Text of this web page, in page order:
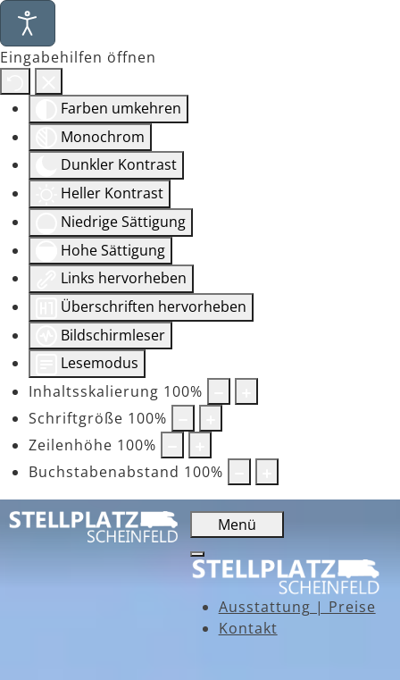
Eingabehilfen öffnen
Farben umkehren
Monochrom
Dunkler Kontrast
Heller Kontrast
Niedrige Sättigung
Hohe Sättigung
Links hervorheben
Überschriften hervorheben
Bildschirmleser
Lesemodus
Inhaltsskalierung 100%
Schriftgröße 100%
Zeilenhöhe 100%
Buchstabenabstand 100%
Menü
Ausstattung | Preise
Kontakt